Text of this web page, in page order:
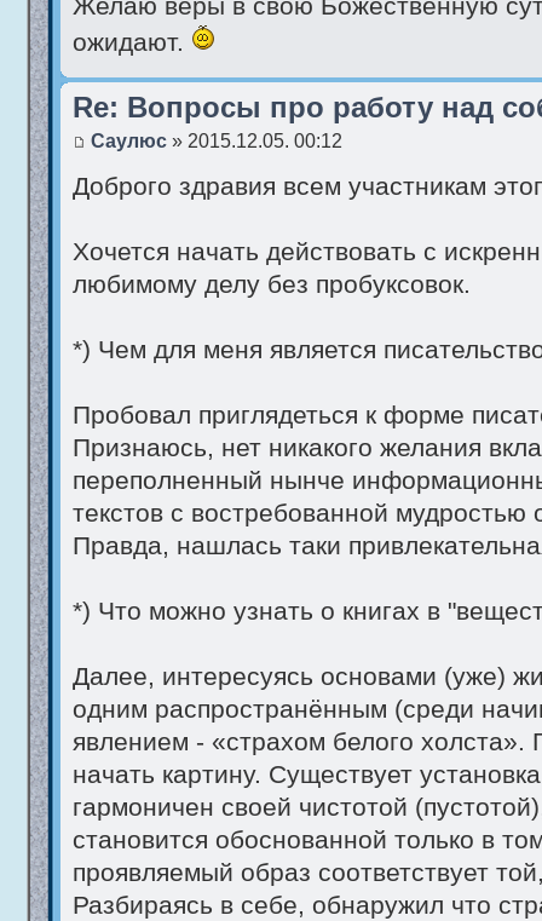
Желаю веры в свою Божественную
ожидают.
Re: Вопросы про работу над
Саулюс» 2015.12.05. 00:12
Доброго здравия всем участникам
Хочется начать действовать с
любимому делу без пробуксовок.
*) Чем для меня является
Пробовал приглядеться к форме
Признаюсь, нет никакого желания
переполненный нынче
текстов с востребованной
Правда, нашлась таки
*) Что можно узнать о книгах в
Далее, интересуясь основами (уже)
одним распространённым (среди
явлением - «страхом белого холста».
начать картину. Существует
гармоничен своей чистотой
становится обоснованной только в
проявляемый образ соответствует
Разбираясь в себе, обнаружил что